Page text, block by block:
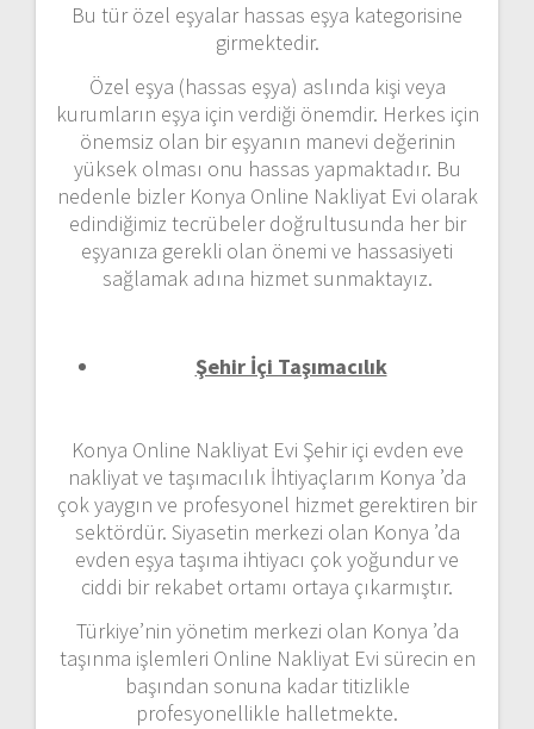
Bu tür özel eşyalar hassas eşya kategorisine
girmektedir.
Özel eşya (hassas eşya) aslında kişi veya
kurumların eşya için verdiği önemdir. Herkes için
önemsiz olan bir eşyanın manevi değerinin
yüksek olması onu hassas yapmaktadır. Bu
nedenle bizler Konya Online Nakliyat Evi olarak
edindiğimiz tecrübeler doğrultusunda her bir
eşyanıza gerekli olan önemi ve hassasiyeti
sağlamak adına hizmet sunmaktayız.
Şehir İçi Taşımacılık
Konya Online Nakliyat Evi Şehir içi evden eve
nakliyat ve taşımacılık İhtiyaçlarım Konya ’da
çok yaygın ve profesyonel hizmet gerektiren bir
sektördür. Siyasetin merkezi olan Konya ’da
evden eşya taşıma ihtiyacı çok yoğundur ve
ciddi bir rekabet ortamı ortaya çıkarmıştır.
Türkiye’nin yönetim merkezi olan Konya ’da
taşınma işlemleri Online Nakliyat Evi sürecin en
başından sonuna kadar titizlikle
profesyonellikle halletmekte.